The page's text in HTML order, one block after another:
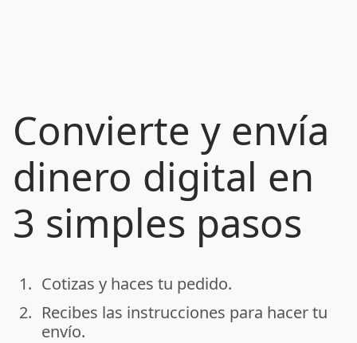
Convierte y envía
dinero digital en
3 simples pasos
done
1. Cotizas y haces tu pedido.
done
2. Recibes las instrucciones para hacer tu
envío.